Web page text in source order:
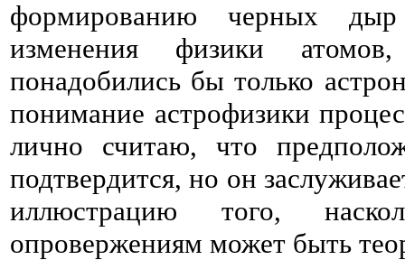
формированию черных
изменения физики
понадобились бы только
понимание астрофизики
лично считаю, что
подтвердится, но он
иллюстрацию того,
опровержениям может быть